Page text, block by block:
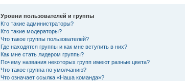
Уровни пользователей и группы
Кто такие администраторы?
Кто такие модераторы?
Что такое группы пользователей?
Где находятся группы и как мне вступить в них?
Как мне стать лидером группы?
Почему названия некоторых групп имеют разные цвета?
Что такое группа по умолчанию?
Что означает ссылка «Наша команда»?